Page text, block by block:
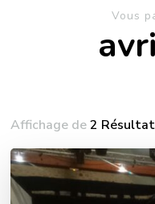
Vous
Affichage de2